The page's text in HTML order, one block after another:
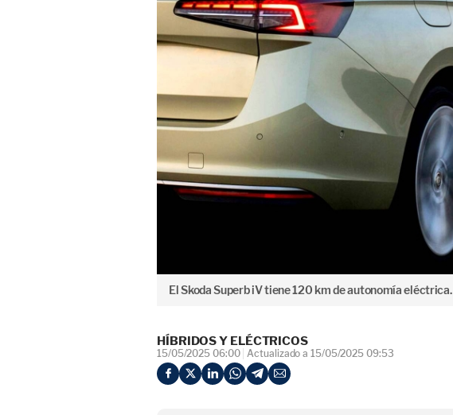
El Skoda Superb iV tiene 120 km de autonomía eléctrica.
HÍBRIDOS Y ELÉCTRICOS
15/05/2025 06:00 Actualizado a 15/05/2025 09:53